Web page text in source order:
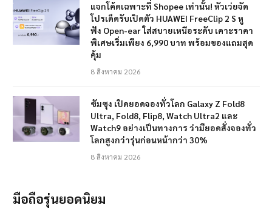
แจกโค้ดเฉพาะที่ Shopee เท่านั้น! หัวเว่ยจัด
โปรเด็ดรับเปิดตัว HUAWEI FreeClip 2 S หู
ฟัง Open-ear ใส่สบายเหนือระดับ เคาะราคา
พิเศษเริ่มเพียง 6,990 บาท พร้อมของแถมสุด
คุ้ม
8 สิงหาคม 2026
ซัมซุง เปิดยอดจองทั่วโลก Galaxy Z Fold8
Ultra, Fold8, Flip8, Watch Ultra2 และ
Watch9 อย่างเป็นทางการ ว่ามียอดสั่งจองทั่ว
โลกสูงกว่ารุ่นก่อนหน้ากว่า 30%
8 สิงหาคม 2026
มือถือรุ่นยอดนิยม